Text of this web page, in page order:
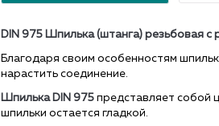
DIN 975 Шпилька (штанга) резьбовая с
Благодаря своим особенностям
нарастить соединение.
Шпилька DIN 975 представляет собой
шпильки остается гладкой.